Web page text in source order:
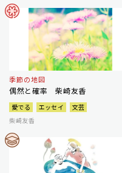
季節の地図
偶然と確率 柴崎友香
愛でる エッセイ
文芸
柴崎友香